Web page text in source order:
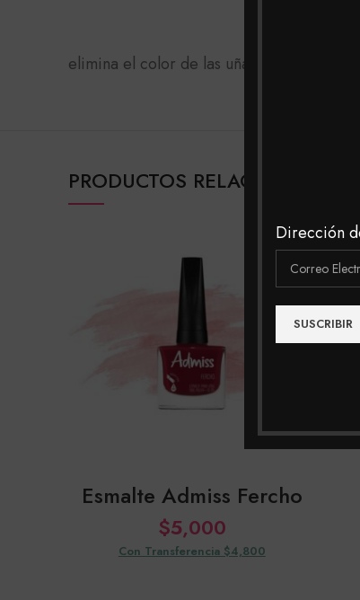
Dirección
elimina el color de las uñas, dejándolas
PRODUCTOS RELACIONADOS
Esmalte Admiss Fercho
$5,000
Con Transferencia $4,800